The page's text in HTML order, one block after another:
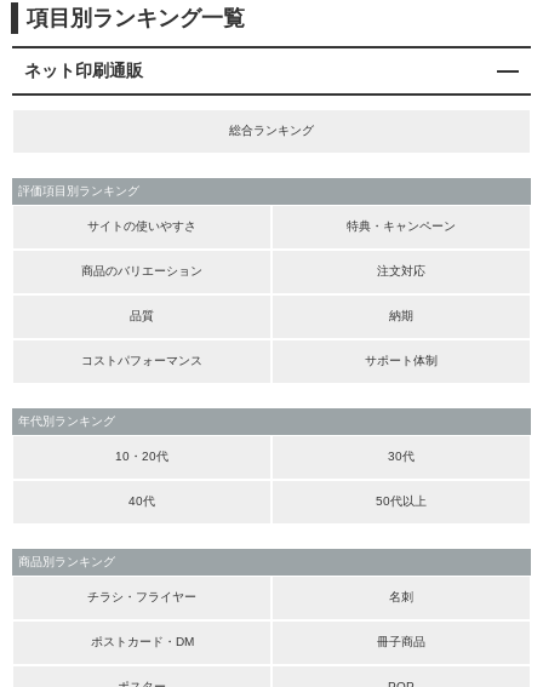
項目別ランキング一覧
ネット印刷通販
総合ランキング
評価項目別ランキング
サイトの使いやすさ 特典・キャンペーン
商品のバリエーション 注文対応
品質 納期
コストパフォーマンス サポート体制
年代別ランキング
10・20代 30代
40代 50代以上
商品別ランキング
チラシ・フライヤー 名刺
ポストカード・DM 冊子商品